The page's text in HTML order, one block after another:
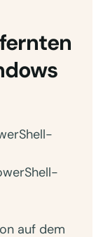
auf dem